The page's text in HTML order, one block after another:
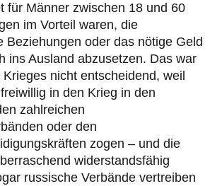
für Männer zwischen 18 und 60
im Vorteil waren, die
Beziehungen oder das nötige Geld
ins Ausland abzusetzen. Das war
nicht entscheidend, weil
in den Krieg in den
zahlreichen
oder den
zogen – und die
widerstandsfähig
russische Verbände vertreiben